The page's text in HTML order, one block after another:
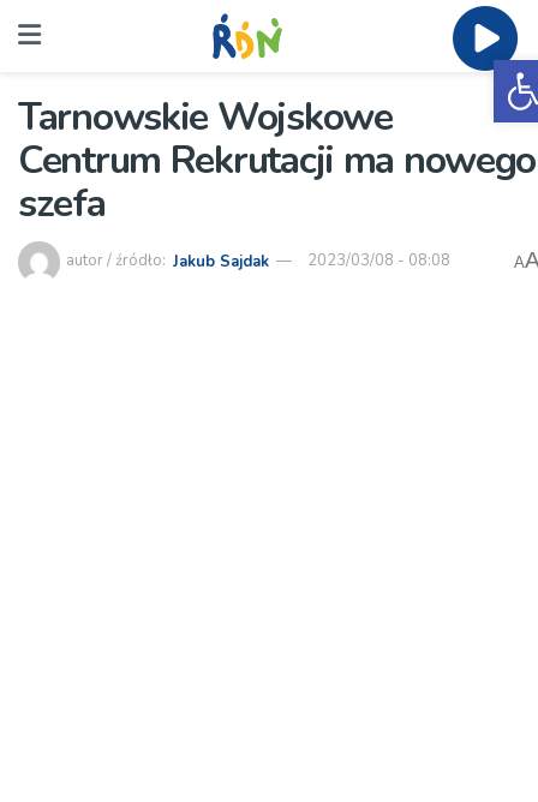
Tarnowskie Wojskowe
Centrum Rekrutacji ma nowego
szefa
autor / źródło: Jakub Sajdak 2023/03/08 - 08:08 A